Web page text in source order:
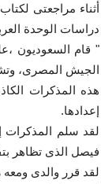
أثناء مراجعتى
دراسات الوحدة
" قام السعوديون
الجيش المصرى،
هذه المذكرات
إعدادها.
لقد سلم المذكرات
فيصل الذى تظاهر
لقد قرر والدى ومعه